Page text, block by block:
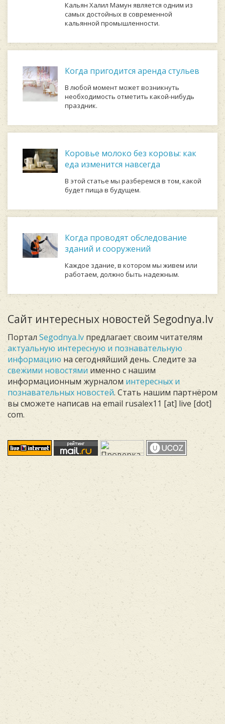
Кальян Халил Мамун является одним из
самых достойных в современной
кальянной промышленности.
Когда пригодится аренда стульев
В любой момент может возникнуть
необходимость отметить какой-нибудь
праздник.
Коровье молоко без коровы: как
еда изменится навсегда
В этой статье мы разберемся в том, какой
будет пища в будущем.
Когда проводят обследование
зданий и сооружений
Каждое здание, в котором мы живем или
работаем, должно быть надежным.
Сайт интересных новостей Segodnya.lv
Портал Segodnya.lv предлагает своим читателям
актуальную интересную и познавательную
информацию на сегодняйший день. Следите за
свежими новостями именно с нашим
информационным журналом интересных и
познавательных новостей. Стать нашим партнёром
вы сможете написав на email rusalex11 [at] live [dot]
com.